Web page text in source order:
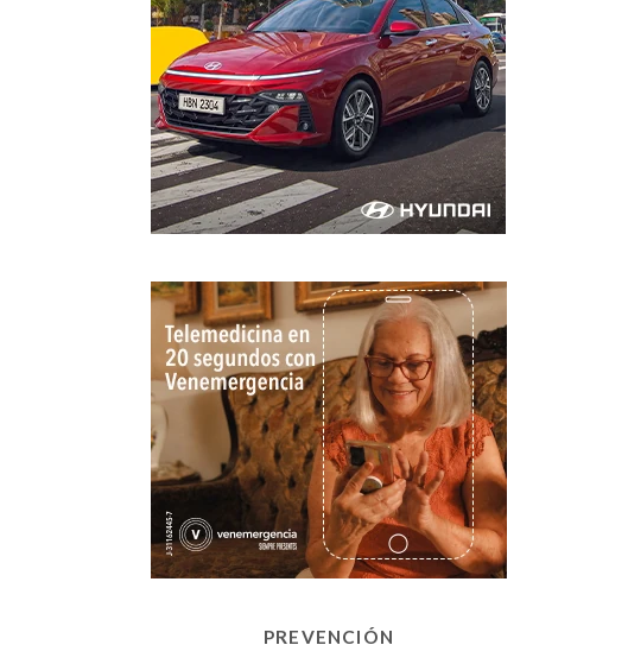
PREVENCIÓN